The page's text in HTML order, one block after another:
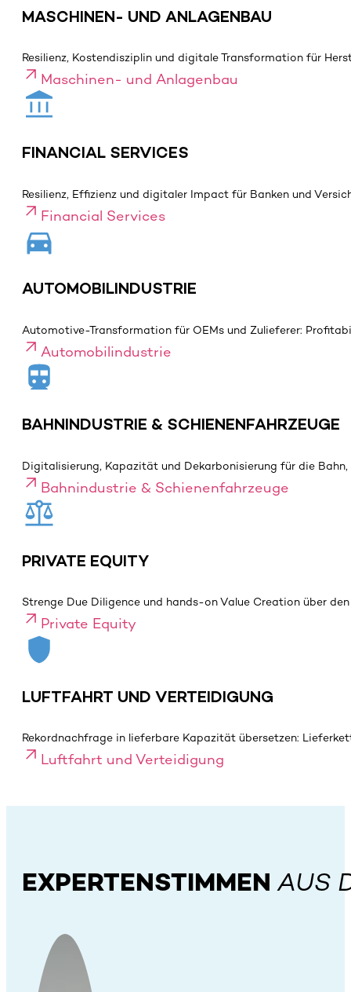
MASCHINEN- UND ANLAGENBAU
Resilienz, Kostendisziplin und digitale Transformation für
Maschinen- und Anlagenbau
FINANCIAL SERVICES
Resilienz, Effizienz und digitaler Impact für Banken und
Financial Services
AUTOMOBILINDUSTRIE
Automotive-Transformation für OEMs und Zulieferer:
Automobilindustrie
BAHNINDUSTRIE & SCHIENENFAHRZEUGE
Digitalisierung, Kapazität und Dekarbonisierung für die
Bahnindustrie & Schienenfahrzeuge
PRIVATE EQUITY
Strenge Due Diligence und hands-on Value Creation über
Private Equity
LUFTFAHRT UND VERTEIDIGUNG
Rekordnachfrage in lieferbare Kapazität übersetzen:
Luftfahrt und Verteidigung
EXPERTENSTIMMENAUS